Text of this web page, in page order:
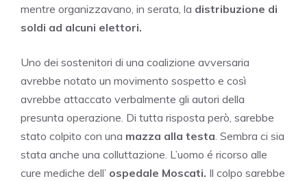
mentre organizzavano, in serata, la distribuzione di
soldi ad alcuni elettori.
Uno dei sostenitori di una coalizione avversaria
avrebbe notato un movimento sospetto e così
avrebbe attaccato verbalmente gli autori della
presunta operazione. Di tutta risposta però, sarebbe
stato colpito con una mazza alla testa. Sembra ci sia
stata anche una colluttazione. L’uomo é ricorso alle
cure mediche dell’ ospedale Moscati. Il colpo sarebbe